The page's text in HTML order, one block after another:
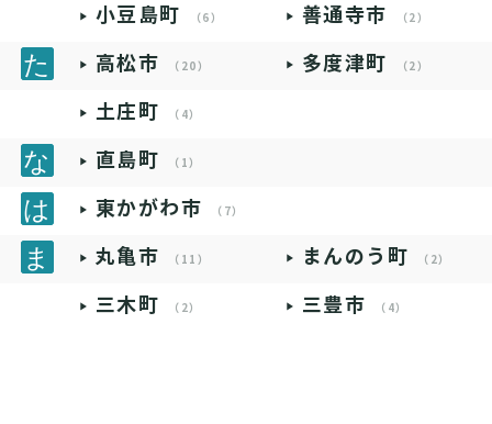
小豆島町 （6） 善通寺市 （2）
高松市 （20） 多度津町 （2）
土庄町 （4）
直島町 （1）
東かがわ市 （7）
丸亀市 （11） まんのう町 （2）
三木町 （2） 三豊市 （4）